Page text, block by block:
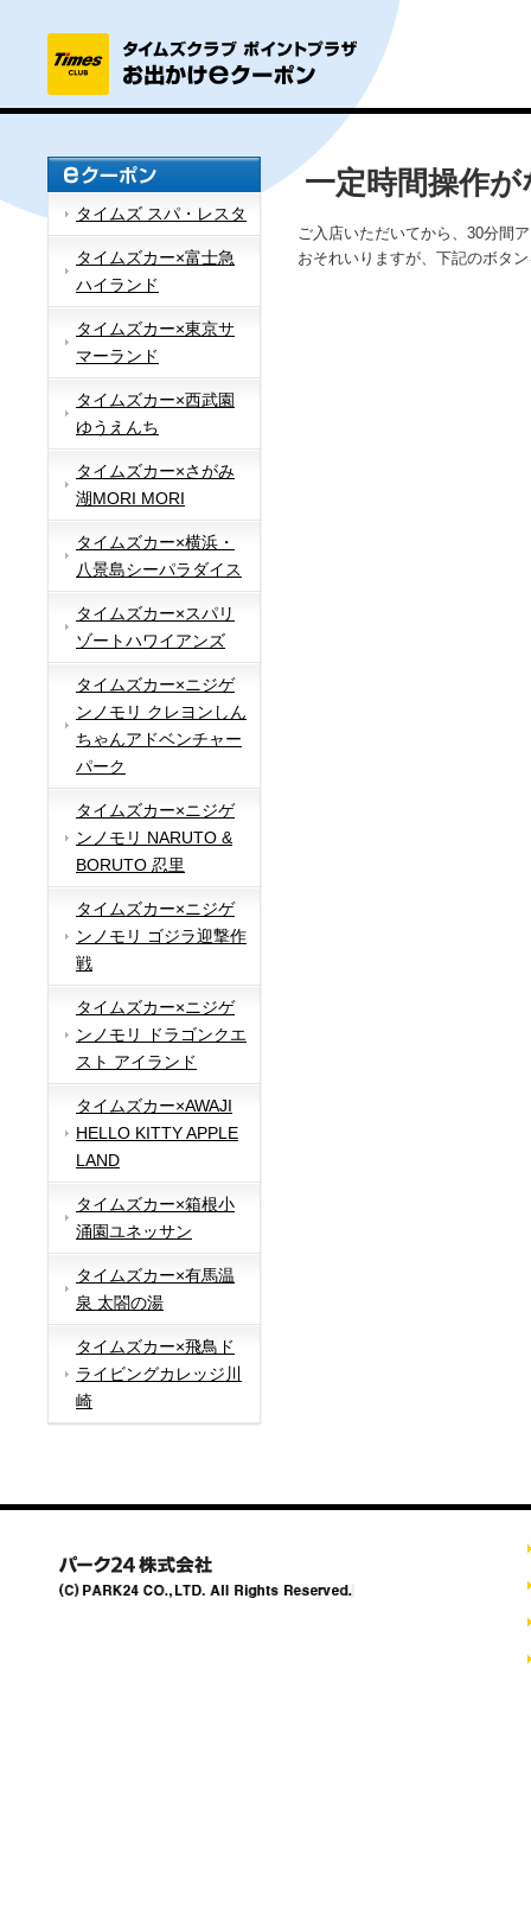
タイムズ スパ・レスタ
タイムズカー×富士急
ハイランド
タイムズカー×東京サ
マーランド
タイムズカー×西武園
ゆうえんち
タイムズカー×さがみ
湖MORI MORI
タイムズカー×横浜・
八景島シーパラダイス
タイムズカー×スパリ
ゾートハワイアンズ
タイムズカー×ニジゲ
ンノモリ クレヨンしん
ちゃんアドベンチャー
パーク
タイムズカー×ニジゲ
ンノモリ NARUTO &
BORUTO 忍里
タイムズカー×ニジゲ
ンノモリ ゴジラ迎撃作
戦
タイムズカー×ニジゲ
ンノモリ ドラゴンクエ
スト アイランド
タイムズカー×AWAJI
HELLO KITTY APPLE
LAND
タイムズカー×箱根小
涌園ユネッサン
タイムズカー×有馬温
泉 太閤の湯
タイムズカー×飛鳥ド
ライビングカレッジ川
崎
一定時間操作
ご入店いただいてから、30分間
おそれいりますが、下記のボタ